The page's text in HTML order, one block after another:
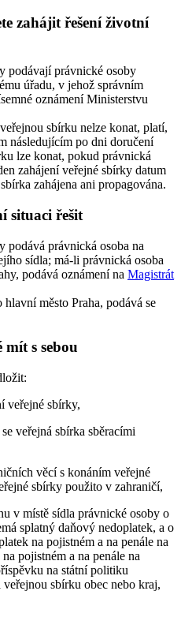
zahájit řešení životní
podávají právnické osoby
úřadu, v jehož správním
oznámení Ministerstvu
sbírku nelze konat, platí,
následujícím po dni doručení
lze konat, pokud právnická
zahájení veřejné sbírky datum
zahájena ani propagována.
situaci řešit
podává právnická osoba na
sídla; má-li právnická osoba
podává oznámení na Magistrát
město Praha, podává se
s sebou
veřejné sbírky,
veřejná sbírka sběracími
věcí s konáním veřejné
sbírky použito v zahraničí,
v místě sídla právnické osoby o
splatný daňový nedoplatek, a o
na pojistném a na penále na
pojistném a na penále na
na státní politiku
sbírku obec nebo kraj,